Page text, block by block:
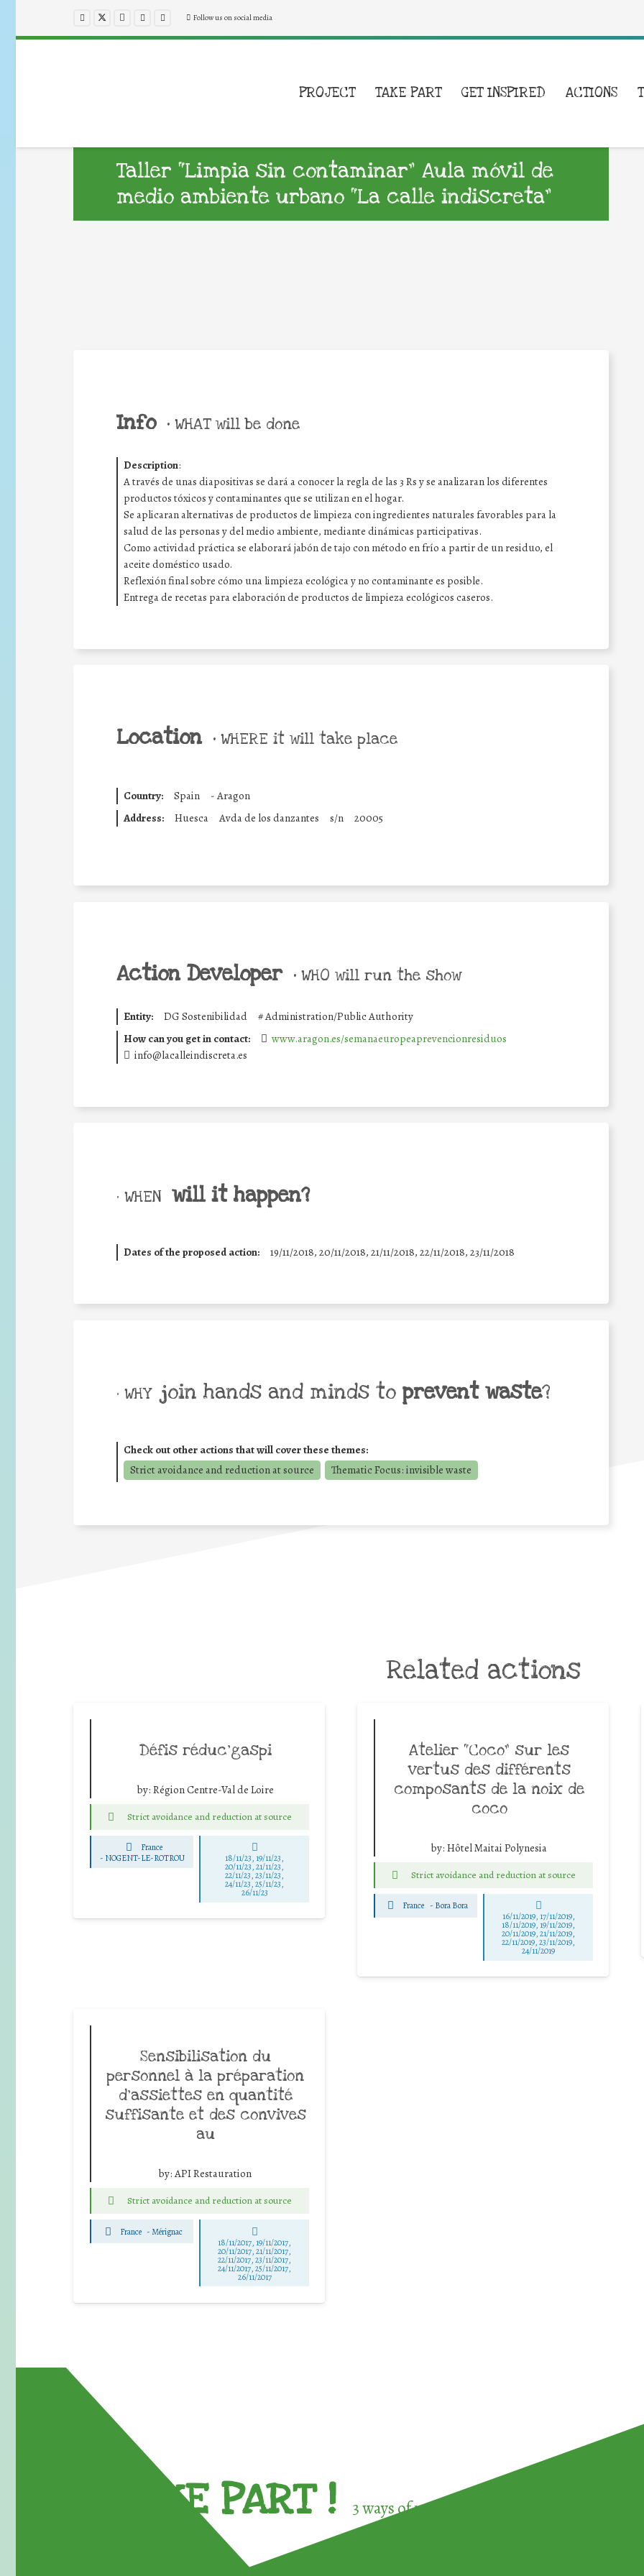
Follow us on social media
PROJECT TAKE PART GET INSPIRED ACTIONS
Taller “Limpia sin contaminar” Aula móvil de
medio ambiente urbano “La calle indiscreta”
Info • WHAT will be done
Description:
A través de unas diapositivas se dará a conocer la regla de las 3 Rs y se analizaran los diferentes
productos tóxicos y contaminantes que se utilizan en el hogar.
Se aplicaran alternativas de productos de limpieza con ingredientes naturales favorables para la
salud de las personas y del medio ambiente, mediante dinámicas participativas.
Como actividad práctica se elaborará jabón de tajo con método en frío a partir de un residuo, el
aceite doméstico usado.
Reflexión final sobre cómo una limpieza ecológica y no contaminante es posible.
Entrega de recetas para elaboración de productos de limpieza ecológicos caseros.
Location • WHERE it will take place
Country: Spain -Aragon
Address:
Huesca Avda de los danzantes s/n 20005
Action Developer • WHO will run the show
Entity: DG Sostenibilidad #Administration/Public Authority
How can you get in contact:
www.aragon.es/semanaeuropeaprevencionresiduos
info@lacalleindiscreta.es
• WHEN will it happen?
Dates of the proposed action: 19/11/2018, 20/11/2018, 21/11/2018, 22/11/2018, 23/11/2018
• WHY join hands and minds to prevent waste?
Check out other actions that will cover these themes:
Strict avoidance and reduction at source
Thematic Focus: invisible waste
Related actions
Défis réduc’gaspi
by: Région Centre-Val de Loire
Strict avoidance and reduction at source
France
- NOGENT-LE-ROTROU 18/11/23, 19/11/23,
20/11/23, 21/11/23,
22/11/23, 23/11/23,
24/11/23, 25/11/23,
26/11/23
Atelier “Coco” sur les
vertus des différents
composants de la noix de
coco
by: Hôtel Maitai Polynesia
Strict avoidance and reduction at source
France - Bora Bora
16/11/2019, 17/11/2019,
18/11/2019, 19/11/2019,
20/11/2019, 21/11/2019,
22/11/2019, 23/11/2019,
24/11/2019
Sensibilisation du
personnel à la préparation
d’assiettes en quantité
suffisante et des convives
au
by:API Restauration
Strict avoidance and reduction at source
France -Mérignac
18/11/2017, 19/11/2017,
20/11/2017, 21/11/2017,
22/11/2017, 23/11/2017,
24/11/2017, 25/11/2017,
26/11/2017
TAKE PART ! 3 ways of participating in the